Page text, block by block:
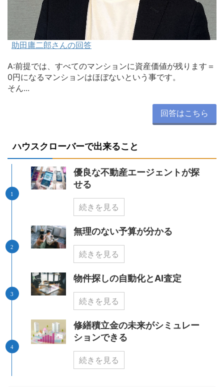
助田庸二郎さんの回答
A:前提では、すべてのマンションに資産価値が残ります＝
0円になるマンションはほぼないという事です。
そん...
回答はこちら
ハウスクローバーで出来ること
優良な不動産エージェントが探
せる
続きを見る
無理のない予算が分かる
続きを見る
物件探しの自動化とAI査定
続きを見る
修繕積立金の未来がシミュレー
ションできる
続きを見る